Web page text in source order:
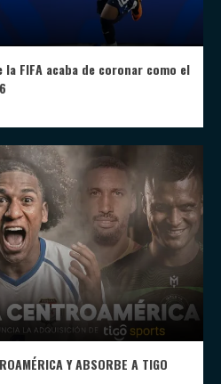
la FIFA acaba de coronar como el
Y ABSORBE A TIGO